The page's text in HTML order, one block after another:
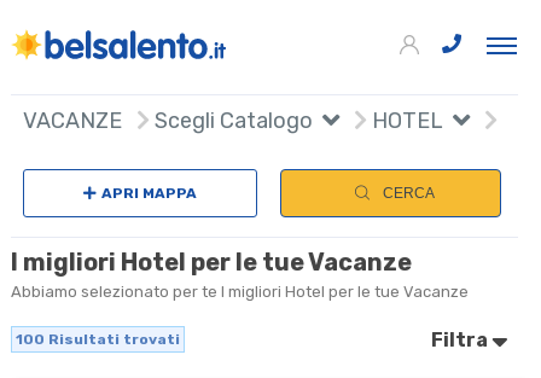
VACANZE Scegli Catalogo HOTEL
APRI MAPPA CERCA
I migliori Hotel per le tue Vacanze
Abbiamo selezionato per te I migliori Hotel per le tue Vacanze
100 Risultati trovati Filtra
+